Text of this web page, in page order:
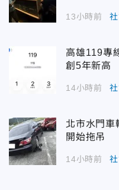
13小時前
高雄119專
創5年新高
14小時前
北市水門
開始拖吊
14小時前